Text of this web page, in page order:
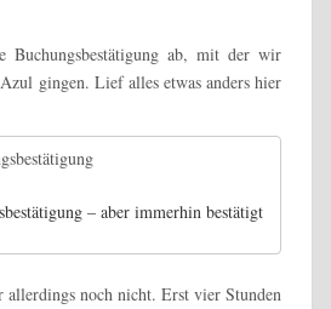
Buchungsbestätigung ab, mit der wir
gingen. Lief alles etwas anders hier
– aber immerhin bestätigt
allerdings noch nicht. Erst vier Stunden